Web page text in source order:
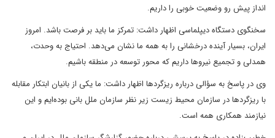
انداز پیش رو وضعیت خوبی را داریم.
سخنگوی دستگاه دیپلماسی اظهار داشت: تمرکز ما باید بر فرصت باشد. امروز
ایران، بسیار آینده درخشانی را به همه ما نشان می‌دهد. احتیاج به وحدت،
همدلی و تجمیع نیروها داریم که محور توسعه در منطقه باشیم.
وی در پاسخ به سؤالی درباره ریزگردها اظهار داشت: ما یکی از بانیان ابتکار مقابله
با ریزگردها در سازمان محیط زیست زیر نظر سازمان ملل بانی بوده‌ایم و این
نیازمند همکاری همه است.